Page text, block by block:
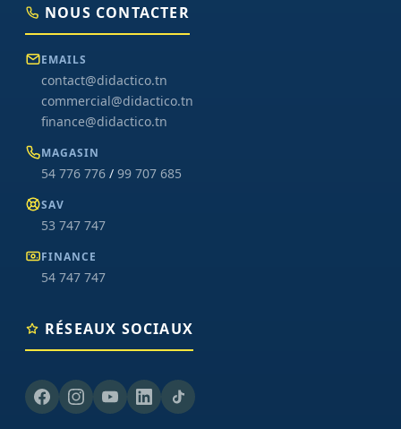
NOUS CONTACTER
EMAILS
contact@didactico.tn
commercial@didactico.tn
finance@didactico.tn
MAGASIN
54 776 776 / 99 707 685
SAV
53 747 747
FINANCE
54 747 747
RÉSEAUX SOCIAUX